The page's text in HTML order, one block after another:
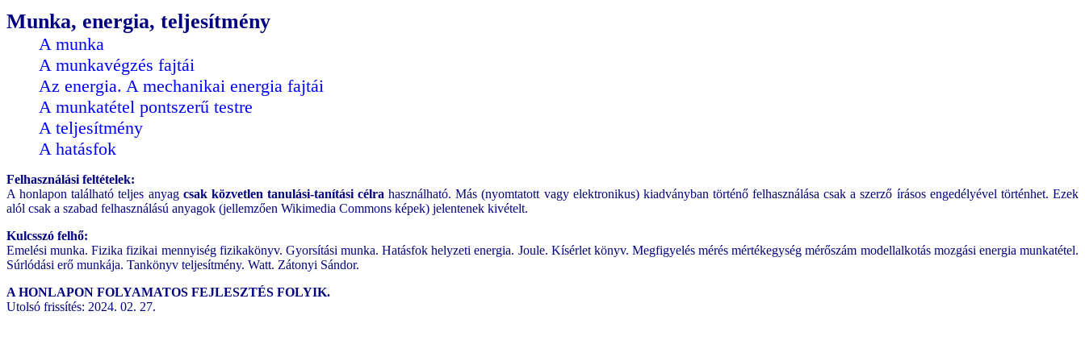
Munka, energia, teljesítmény
A munka
A munkavégzés fajtái
Az energia. A mechanikai energia fajtái
A munkatétel pontszerű testre
A teljesítmény
A hatásfok
Felhasználási feltételek:
A honlapon található teljes anyag csak közvetlen tanulási-tanítási célra használható. Más (nyomtatott vagy elektronikus) kiadványban történő felhasználása csak a szerző írásos engedélyével történhet. Ezek
alól csak a szabad felhasználású anyagok (jellemzően Wikimedia Commons képek) jelentenek kivételt.
Kulcsszó felhő:
Emelési munka. Fizika fizikai mennyiség fizikakönyv. Gyorsítási munka. Hatásfok helyzeti energia. Joule. Kísérlet könyv. Megfigyelés mérés mértékegység mérőszám modellalkotás mozgási energia munkatétel.
Súrlódási erő munkája. Tankönyv teljesítmény. Watt. Zátonyi Sándor.
A HONLAPON FOLYAMATOS FEJLESZTÉS FOLYIK.
Utolsó frissítés: 2024. 02. 27.